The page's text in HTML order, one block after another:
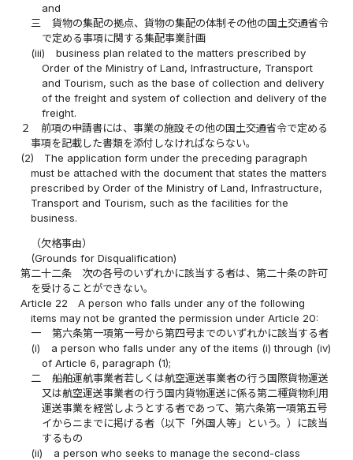
and
三
貨物の集配の拠点、貨物の集配の体制その他の国土交通省令
で定める事項に関する集配事業計画
(iii)
business plan related to the matters prescribed by
Order of the Ministry of Land, Infrastructure, Transport
and Tourism, such as the base of collection and delivery
of the freight and system of collection and delivery of the
freight.
２
前項の申請書には、事業の施設その他の国土交通省令で定める
事項を記載した書類を添付しなければならない。
(2)
The application form under the preceding paragraph
must be attached with the document that states the matters
prescribed by Order of the Ministry of Land, Infrastructure,
Transport and Tourism, such as the facilities for the
business.
（欠格事由）
(Grounds for Disqualification)
第二十二条
次の各号のいずれかに該当する者は、第二十条の許可
を受けることができない。
Article 22
A person who falls under any of the following
items may not be granted the permission under Article 20:
一
第六条第一項第一号から第四号までのいずれかに該当する者
(i)
a person who falls under any of the items (i) through (iv)
of Article 6, paragraph (1);
二
船舶運航事業者若しくは航空運送事業者の行う国際貨物運送
又は航空運送事業者の行う国内貨物運送に係る第二種貨物利用
運送事業を経営しようとする者であって、第六条第一項第五号
イからニまでに掲げる者（以下「外国人等」という。）に該当
するもの
(ii)
a person who seeks to manage the second-class